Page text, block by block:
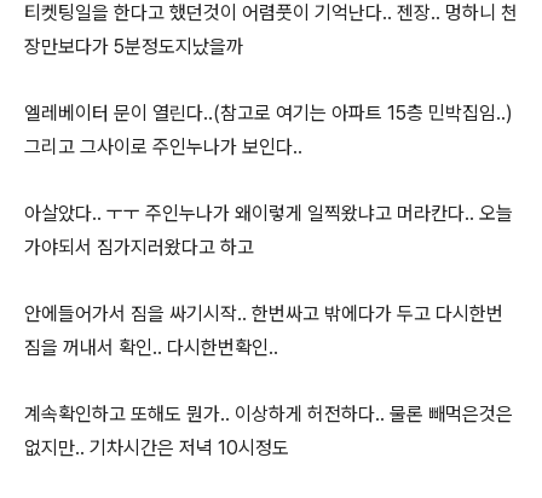
티켓팅일을 한다고 했던것이 어렴풋이 기억난다.. 젠장.. 멍하니 천
장만보다가 5분정도지났을까
엘레베이터 문이 열린다..(참고로 여기는 아파트 15층 민박집임..)
그리고 그사이로 주인누나가 보인다..
아살았다.. ㅜㅜ 주인누나가 왜이렇게 일찍왔냐고 머라칸다.. 오늘
가야되서 짐가지러왔다고 하고
안에들어가서 짐을 싸기시작.. 한번싸고 밖에다가 두고 다시한번
짐을 꺼내서 확인.. 다시한번확인..
계속확인하고 또해도 뭔가.. 이상하게 허전하다.. 물론 빼먹은것은
없지만.. 기차시간은 저녁 10시정도